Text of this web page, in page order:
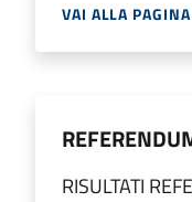
VAI ALLA PAGINA
RISULTATI